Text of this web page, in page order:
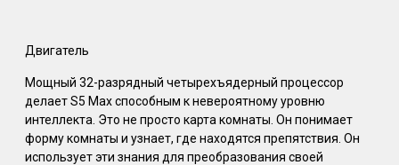
Двигатель
Мощный 32-разрядный четырехъядерный процессор
делает S5 Max способным к невероятному уровню
интеллекта. Это не просто карта комнаты. Он понимает
форму комнаты и узнает, где находятся препятствия. Он
использует эти знания для преобразования своей